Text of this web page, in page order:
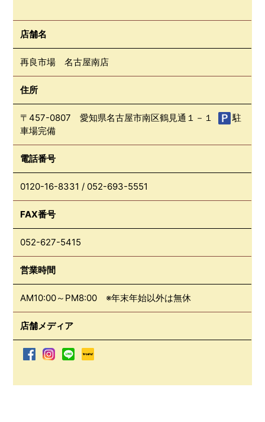
店舗名
再良市場 名古屋南店
住所
〒457-0807 愛知県名古屋市南区鶴見通１－１
駐
車場完備
電話番号
0120-16-8331 / 052-693-5551
FAX番号
052-627-5415
営業時間
AM10:00～PM8:00 ※年末年始以外は無休
店舗メディア